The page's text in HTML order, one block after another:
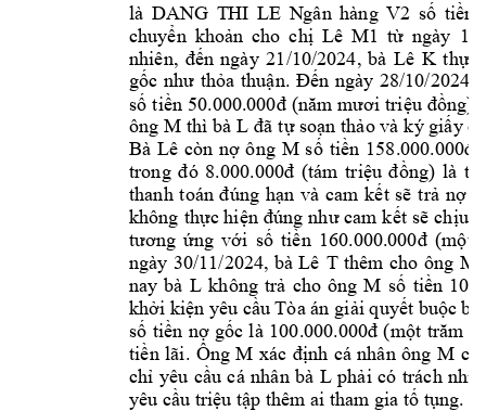
        
       
       
      
      
            
        
      
         
        
      
        
         
         
       
         
         
         